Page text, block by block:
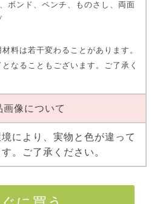
ボンド、ペンチ、ものさし、両面
料は若干変わることがあります。
なることもございます。ご了承く
画像について
により、実物と色が違って
。ご了承ください。